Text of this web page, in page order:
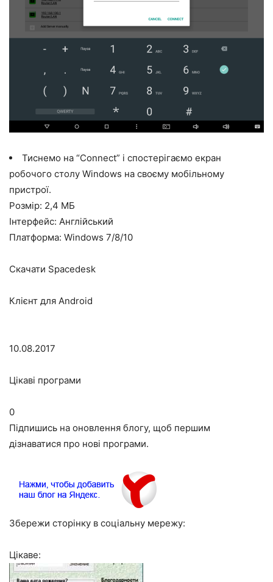
Тиснемо на “Сonnect” і спостерігаємо екран
робочого столу Windows на своєму мобільному
пристрої.
Розмір: 2,4 МБ
Інтерфейс: Англійський
Платформа: Windows 7/8/10
Скачати Spacedesk
Клієнт для Android
10.08.2017
Цікаві програми
0
Підпишись на оновлення блогу, щоб першим
дізнаватися про нові програми.
Збережи сторінку в соціальну мережу:
Цікаве: